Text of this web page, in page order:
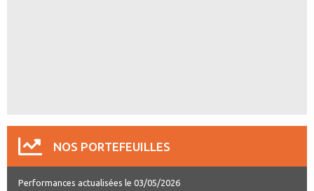
NOS PORTEFEUILLES
Performances actualisées le 03/05/2026